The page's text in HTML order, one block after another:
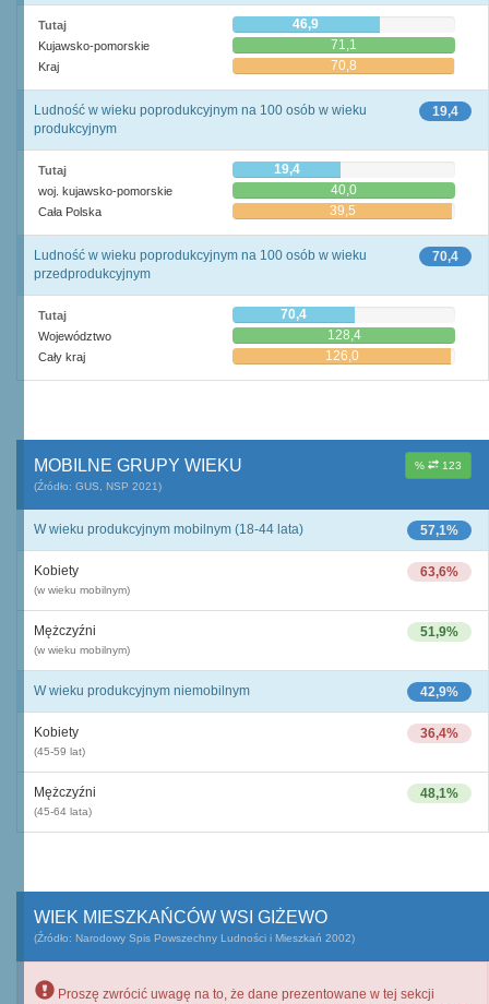
Tutaj 46,9
Kujawsko-pomorskie 71,1
Kraj 70,8
19,4
Ludność w wieku poprodukcyjnym na 100 osób w wieku
produkcyjnym
Tutaj 19,4
woj. kujawsko-pomorskie 40,0
Cała Polska 39,5
70,4
Ludność w wieku poprodukcyjnym na 100 osób w wieku
przedprodukcyjnym
Tutaj 70,4
Województwo 128,4
Cały kraj 126,0
% 123
MOBILNE GRUPY WIEKU
(Źródło: GUS, NSP 2021)
57,1%
W wieku produkcyjnym mobilnym (18-44 lata)
63,6%
Kobiety
(w wieku mobilnym)
51,9%
Mężczyźni
(w wieku mobilnym)
42,9%
W wieku produkcyjnym niemobilnym
36,4%
Kobiety
(45-59 lat)
48,1%
Mężczyźni
(45-64 lata)
WIEK MIESZKAŃCÓW WSI GIŻEWO
(Źródło: Narodowy Spis Powszechny Ludności i Mieszkań 2002)
Proszę zwrócić uwagę na to, że dane prezentowane w tej sekcji